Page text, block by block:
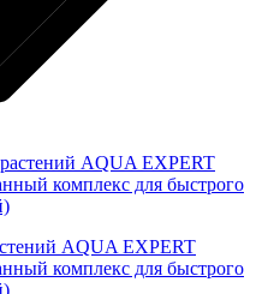
AQUA EXPERT
комплекс для быстрого